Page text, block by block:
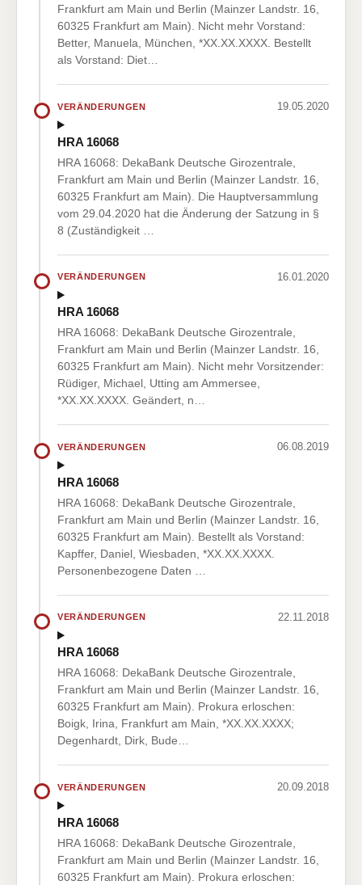
Frankfurt am Main und Berlin (Mainzer Landstr. 16,
60325 Frankfurt am Main). Nicht mehr Vorstand:
Better, Manuela, München, *XX.XX.XXXX. Bestellt
als Vorstand: Diet…
VERÄNDERUNGEN 19.05.2020
HRA 16068
HRA 16068: DekaBank Deutsche Girozentrale,
Frankfurt am Main und Berlin (Mainzer Landstr. 16,
60325 Frankfurt am Main). Die Hauptversammlung
vom 29.04.2020 hat die Änderung der Satzung in §
8 (Zuständigkeit …
VERÄNDERUNGEN 16.01.2020
HRA 16068
HRA 16068: DekaBank Deutsche Girozentrale,
Frankfurt am Main und Berlin (Mainzer Landstr. 16,
60325 Frankfurt am Main). Nicht mehr Vorsitzender:
Rüdiger, Michael, Utting am Ammersee,
*XX.XX.XXXX. Geändert, n…
VERÄNDERUNGEN 06.08.2019
HRA 16068
HRA 16068: DekaBank Deutsche Girozentrale,
Frankfurt am Main und Berlin (Mainzer Landstr. 16,
60325 Frankfurt am Main). Bestellt als Vorstand:
Kapffer, Daniel, Wiesbaden, *XX.XX.XXXX.
Personenbezogene Daten …
VERÄNDERUNGEN 22.11.2018
HRA 16068
HRA 16068: DekaBank Deutsche Girozentrale,
Frankfurt am Main und Berlin (Mainzer Landstr. 16,
60325 Frankfurt am Main). Prokura erloschen:
Boigk, Irina, Frankfurt am Main, *XX.XX.XXXX;
Degenhardt, Dirk, Bude…
VERÄNDERUNGEN 20.09.2018
HRA 16068
HRA 16068: DekaBank Deutsche Girozentrale,
Frankfurt am Main und Berlin (Mainzer Landstr. 16,
60325 Frankfurt am Main). Prokura erloschen: